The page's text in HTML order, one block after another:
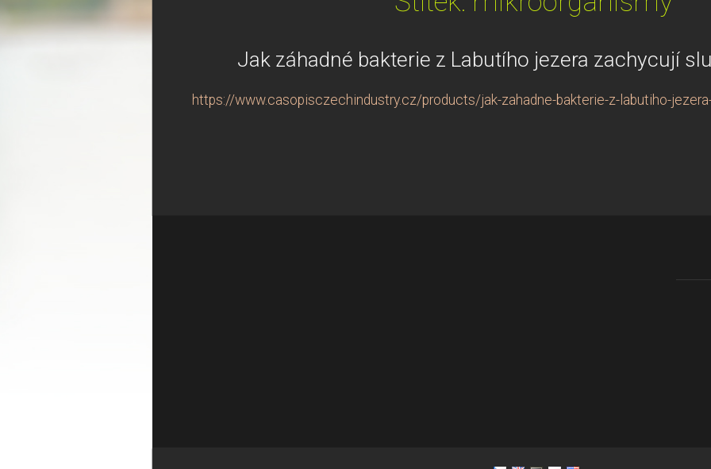
Jak záhadné bakterie z Labutího jezera zachycují
https://www.casopisczechindustry.cz/products/jak-zahadne-bakterie-z-labutiho-